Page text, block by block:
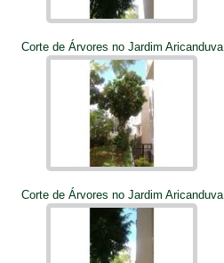
Corte de Árvores no Jardim Aricanduva
Corte de Árvores no Jardim Aricanduva